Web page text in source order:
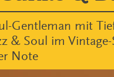
Gentleman mit
& Soul im Vintage-
Note